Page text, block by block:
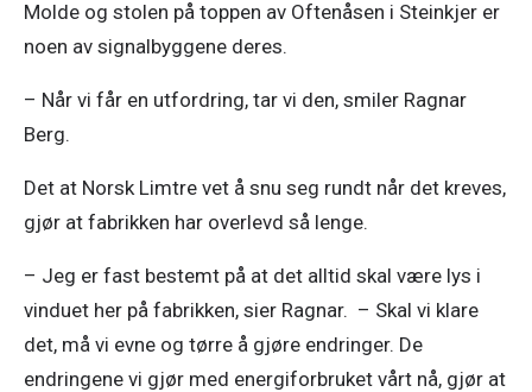
Molde og stolen på toppen av Oftenåsen i Steinkjer er
noen av signalbyggene deres.
– Når vi får en utfordring, tar vi den, smiler Ragnar
Berg.
Det at Norsk Limtre vet å snu seg rundt når det kreves,
gjør at fabrikken har overlevd så lenge.
– Jeg er fast bestemt på at det alltid skal være lys i
vinduet her på fabrikken, sier Ragnar.  – Skal vi klare
det, må vi evne og tørre å gjøre endringer. De
endringene vi gjør med energiforbruket vårt nå, gjør at